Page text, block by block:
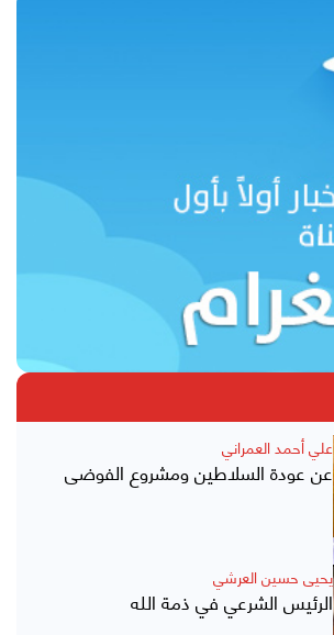
علي أحمد العمراني
عن عودة السلاطين ومشروع الفوضى
يحيى حسين العرشي
الرئيس الشرعي في ذمة الله